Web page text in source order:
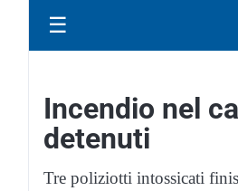
☰
Incendio nel
detenuti
Tre poliziotti intossicati